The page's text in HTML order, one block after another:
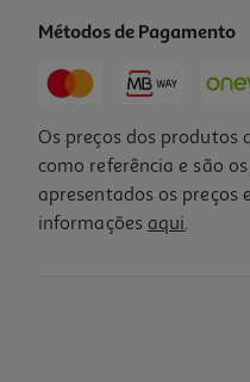
Métodos de Pagamento
Os preços dos produtos
como referência e são
apresentados os
informações aqui.